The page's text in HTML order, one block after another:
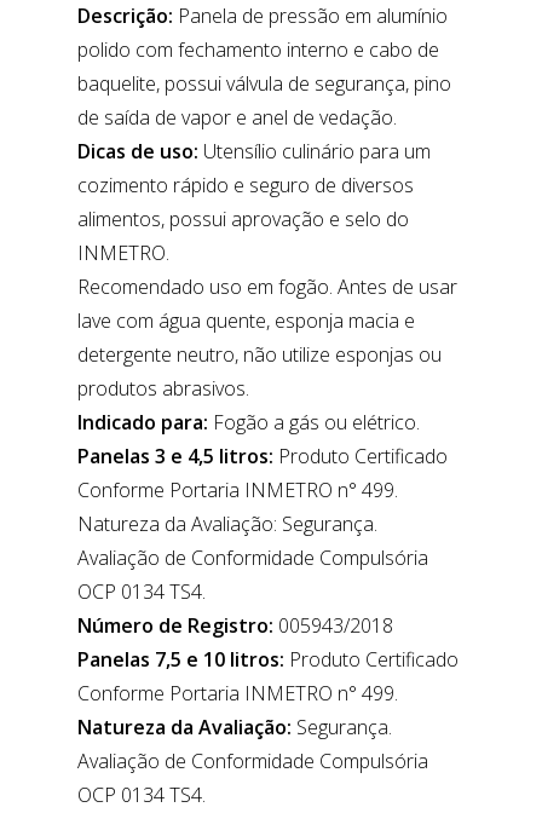
Descrição: Panela de pressão em alumínio
polido com fechamento interno e cabo de
baquelite, possui válvula de segurança, pino
de saída de vapor e anel de vedação.
Dicas de uso: Utensílio culinário para um
cozimento rápido e seguro de diversos
alimentos, possui aprovação e selo do
INMETRO.
Recomendado uso em fogão. Antes de usar
lave com água quente, esponja macia e
detergente neutro, não utilize esponjas ou
produtos abrasivos.
Indicado para: Fogão a gás ou elétrico.
Panelas 3 e 4,5 litros: Produto Certificado
Conforme Portaria INMETRO n° 499.
Natureza da Avaliação: Segurança.
Avaliação de Conformidade Compulsória
OCP 0134 TS4.
Número de Registro: 005943/2018
Panelas 7,5 e 10 litros: Produto Certificado
Conforme Portaria INMETRO n° 499.
Natureza da Avaliação: Segurança.
Avaliação de Conformidade Compulsória
OCP 0134 TS4.